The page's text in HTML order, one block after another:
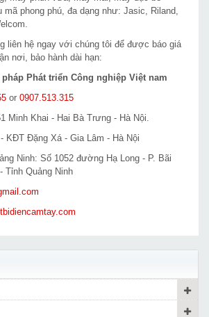
mã phong phú, đa dạng như: Jasic, Riland,
liên hệ ngay với chúng tôi để được báo giá
nơi, bảo hành dài hạn:
pháp Phát triển Công nghiệp Việt nam
or 0907.513.315
Minh Khai - Hai Bà Trưng - Hà Nội.
KĐT Đặng Xá - Gia Lâm - Hà Nội
Ninh: Số 1052 đường Hạ Long - P. Bãi
Tỉnh Quảng Ninh